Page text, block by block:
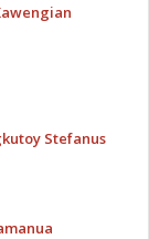
Stefanus